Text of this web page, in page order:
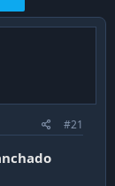
#21